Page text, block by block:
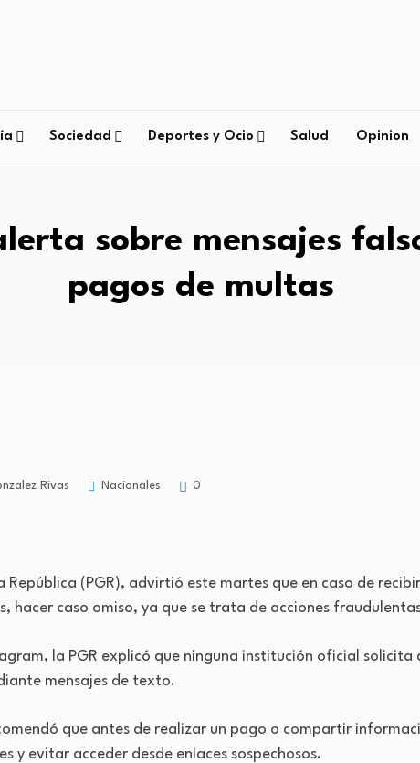
Sociedad Deportes y Ocio Salud Opinion
sobre mensajes
pagos de multas
Rivas Nacionales 0
República (PGR), advirtió este martes que en caso de
hacer caso omiso, ya que se trata de acciones
la PGR explicó que ninguna institución oficial solicita
mensajes de texto.
que antes de realizar un pago o compartir
y evitar acceder desde enlaces sospechosos.